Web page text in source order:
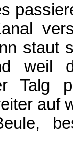
staut
weil
auf